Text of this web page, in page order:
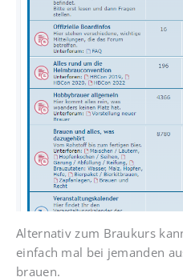
Alternativ zum Braukurs
einfach mal bei jemanden
brauen.